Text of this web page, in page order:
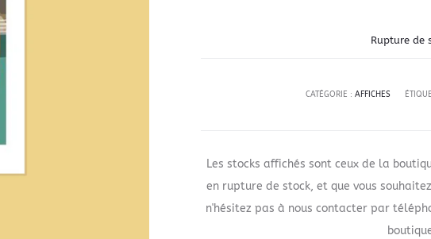
Rupture de
CATÉGORIE : AFFICHES
Les stocks affichés sont ceux de la
en rupture de stock, et que vous
n'hésitez pas à nous contacter par